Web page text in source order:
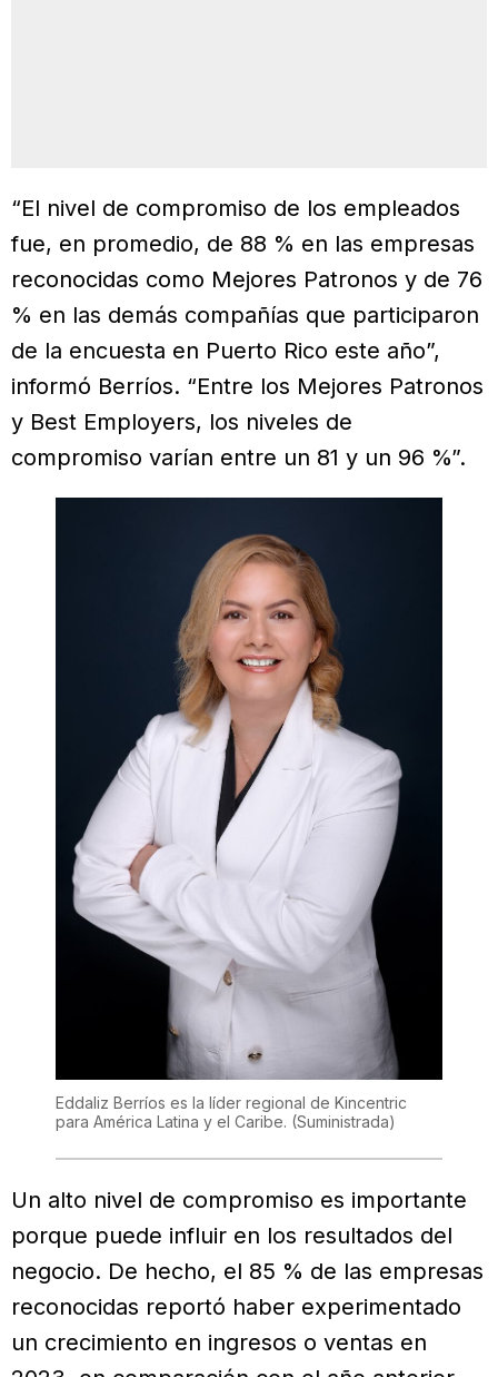
“El nivel de compromiso de los empleados
fue, en promedio, de 88 % en las empresas
reconocidas como Mejores Patronos y de 76
% en las demás compañías que participaron
de la encuesta en Puerto Rico este año”,
informó Berríos. “Entre los Mejores Patronos
y Best Employers, los niveles de
compromiso varían entre un 81 y un 96 %”.
Eddaliz Berríos es la líder regional de Kincentric
para América Latina y el Caribe. (Suministrada)
Un alto nivel de compromiso es importante
porque puede influir en los resultados del
negocio. De hecho, el 85 % de las empresas
reconocidas reportó haber experimentado
un crecimiento en ingresos o ventas en